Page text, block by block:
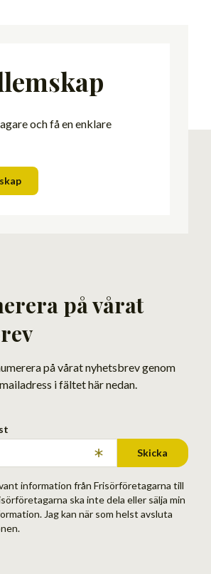
och få en enklare
på vårat
på vårat nyhetsbrev genom
i fältet här nedan.
Skicka
information från Frisörföretagarna till
ska inte dela eller sälja min
Jag kan när som helst avsluta